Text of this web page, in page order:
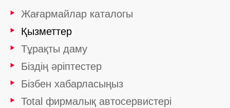
Жағармайлар каталогы
Қызметтер
Тұрақты даму
Біздің әріптестер
Бізбен хабарласыңыз
Total фирмалық автосервистері